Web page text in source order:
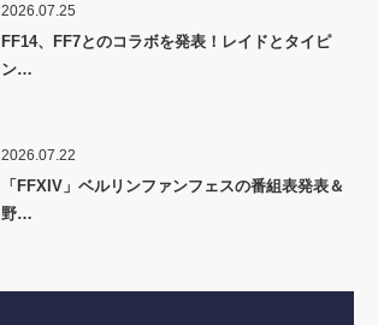
2026.07.25
FF14、FF7とのコラボを発表！レイドとタイピ
ン…
2026.07.22
「FFXIV」ベルリンファンフェスの番組表発表＆
野…